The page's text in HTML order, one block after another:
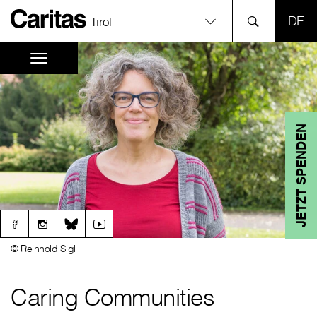
Tirol
JETZT SPENDEN
Caring Communities
© Reinhold Sigl